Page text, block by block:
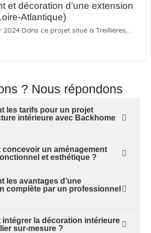
et décoration d’une extension
Atlantique)
2024 Dans ce projet situé à Treillières,...
? Nous répondons
les tarifs pour un projet
intérieure avec Backhome
concevoir un aménagement
et esthétique ?
les avantages d’une
complète par un professionnel
intégrer la décoration intérieure
sur-mesure ?